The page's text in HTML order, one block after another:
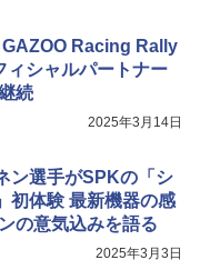
Racing Rally
シャルパートナー
続
2025年3月14日
ン選手がSPKの「シ
初体験 最新機器の感
の意気込みを語る
2025年3月3日